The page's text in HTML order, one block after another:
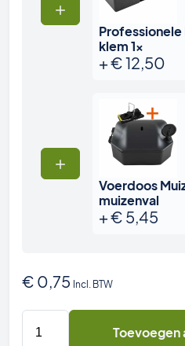
klem 1x
+€12,50
Voerdoos
muizenval
+€ 5,45
€ 0,75 Incl. BTW
Sleutel
voor
Toevoegen